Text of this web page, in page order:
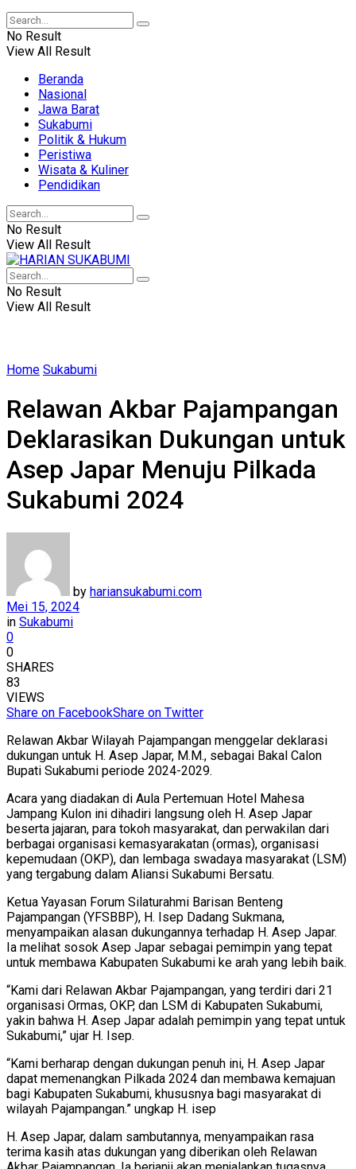
No Result
View All Result
Beranda
Nasional
Jawa Barat
Sukabumi
Politik & Hukum
Peristiwa
Wisata & Kuliner
Pendidikan
No Result
View All Result
No Result
View All Result
Home Sukabumi
Relawan Akbar Pajampangan
Deklarasikan Dukungan untuk
Asep Japar Menuju Pilkada
Sukabumi 2024
by hariansukabumi.com
Mei 15, 2024
in Sukabumi
0
0
SHARES
83
VIEWS
Share on FacebookShare on Twitter
Relawan Akbar Wilayah Pajampangan menggelar deklarasi
dukungan untuk H. Asep Japar, M.M., sebagai Bakal Calon
Bupati Sukabumi periode 2024-2029.
Acara yang diadakan di Aula Pertemuan Hotel Mahesa
Jampang Kulon ini dihadiri langsung oleh H. Asep Japar
beserta jajaran, para tokoh masyarakat, dan perwakilan dari
berbagai organisasi kemasyarakatan (ormas), organisasi
kepemudaan (OKP), dan lembaga swadaya masyarakat (LSM)
yang tergabung dalam Aliansi Sukabumi Bersatu.
Ketua Yayasan Forum Silaturahmi Barisan Benteng
Pajampangan (YFSBBP), H. Isep Dadang Sukmana,
menyampaikan alasan dukungannya terhadap H. Asep Japar.
Ia melihat sosok Asep Japar sebagai pemimpin yang tepat
untuk membawa Kabupaten Sukabumi ke arah yang lebih baik.
“Kami dari Relawan Akbar Pajampangan, yang terdiri dari 21
organisasi Ormas, OKP, dan LSM di Kabupaten Sukabumi,
yakin bahwa H. Asep Japar adalah pemimpin yang tepat untuk
Sukabumi,” ujar H. Isep.
“Kami berharap dengan dukungan penuh ini, H. Asep Japar
dapat memenangkan Pilkada 2024 dan membawa kemajuan
bagi Kabupaten Sukabumi, khususnya bagi masyarakat di
wilayah Pajampangan.” ungkap H. isep
H. Asep Japar, dalam sambutannya, menyampaikan rasa
terima kasih atas dukungan yang diberikan oleh Relawan